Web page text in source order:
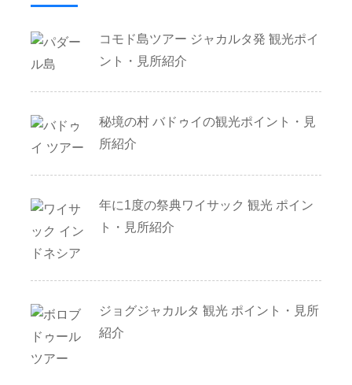
コモド島ツアー ジャカルタ発 観光ポイ
ント・見所紹介
秘境の村 バドゥイの観光ポイント・見
所紹介
年に1度の祭典ワイサック 観光 ポイン
ト・見所紹介
ジョグジャカルタ 観光 ポイント・見所
紹介